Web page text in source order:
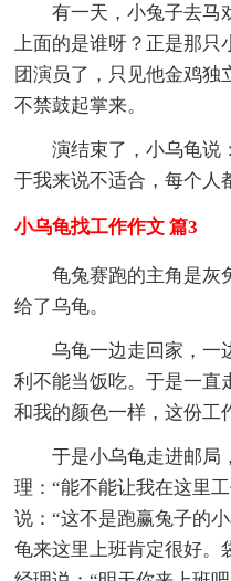
有一天，小兔子去马
上面的是谁呀？正是那只
团演员了，只见他金鸡独
不禁鼓起掌来。
演结束了，小乌龟说
于我来说不适合，每个人
小乌龟找工作作文 篇3
龟兔赛跑的主角是灰
给了乌龟。
乌龟一边走回家，一
利不能当饭吃。于是一直
和我的颜色一样，这份工
于是小乌龟走进邮局
理：“能不能让我在这里
说：“这不是跑赢兔子的
龟来这里上班肯定很好。